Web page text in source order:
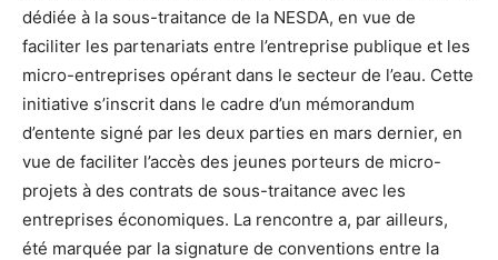
dédiée à la sous-traitance de la NESDA, en vue de
faciliter les partenariats entre l’entreprise publique et les
micro-entreprises opérant dans le secteur de l’eau. Cette
initiative s’inscrit dans le cadre d’un mémorandum
d’entente signé par les deux parties en mars dernier, en
vue de faciliter l’accès des jeunes porteurs de micro-
projets à des contrats de sous-traitance avec les
entreprises économiques. La rencontre a, par ailleurs,
été marquée par la signature de conventions entre la